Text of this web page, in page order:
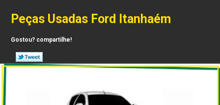
Peças Usadas Ford Itanhaém
Gostou? compartilhe!